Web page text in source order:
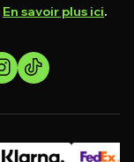
En savoir plus ici.